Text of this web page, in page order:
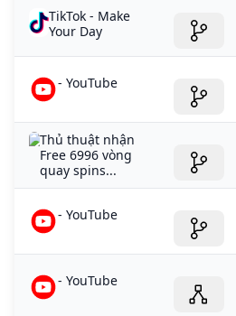
TikTok - Make
Your Day
- YouTube
Thủ thuật nhận
Free 6996 vòng
quay spins...
- YouTube
- YouTube